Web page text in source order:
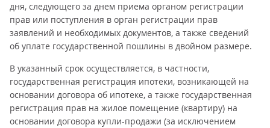
дня, следующего за днем приема органом регистрации
прав или поступления в орган регистрации прав
заявлений и необходимых документов, а также сведений
об уплате государственной пошлины в двойном размере.
В указанный срок осуществляется, в частности,
государственная регистрация ипотеки, возникающей на
основании договора об ипотеке, а также государственная
регистрация прав на жилое помещение (квартиру) на
основании договора купли-продажи (за исключением